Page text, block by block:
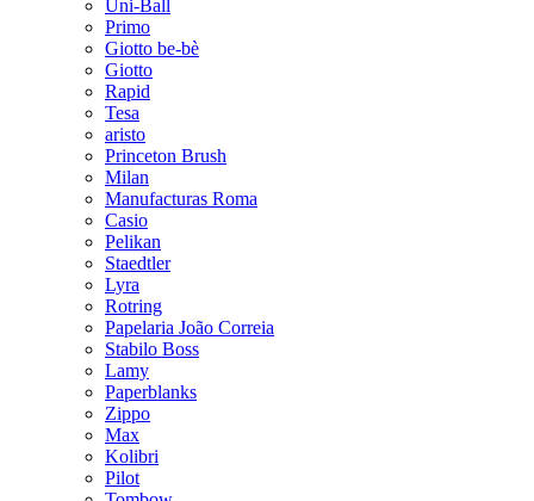
Uni-Ball
Primo
Giotto be-bè
Giotto
Rapid
Tesa
aristo
Princeton Brush
Milan
Manufacturas Roma
Casio
Pelikan
Staedtler
Lyra
Rotring
Papelaria João Correia
Stabilo Boss
Lamy
Paperblanks
Zippo
Max
Kolibri
Pilot